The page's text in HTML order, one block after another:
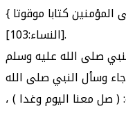
كتابا موقوتا }
[النساء:103].
صلى الله عليه وسلم
وسأل النبي صلى الله
صل معنا اليوم وغدا ) ،